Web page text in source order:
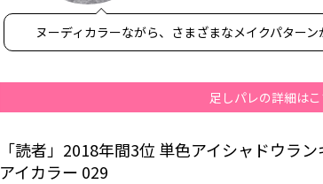
ヌーディカラーながら、さまざまなメイクパター
足しパレの詳細は
「読者」2018年間3位 単色アイシャドウラ
アイカラー 029